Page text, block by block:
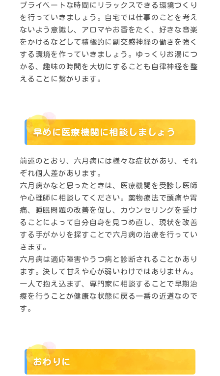
プライベートな時間にリラックスできる環境づくり
を行っていきましょう。自宅では仕事のことを考え
ないよう意識し、アロマやお香をたく、好きな音楽
をかけるなどして積極的に副交感神経の働きを強く
する環境を作っていきましょう。ゆっくりお湯につ
かる、趣味の時間を大切にすることも自律神経を整
えることに繋がります。
早めに医療機関に相談しましょう
前述のとおり、六月病には様々な症状があり、それ
ぞれ個人差があります。
六月病かなと思ったときは、医療機関を受診し医師
や心理師に相談してください。薬物療法で頭痛や胃
痛、睡眠問題の改善を促し、カウンセリングを受け
ることによって自分自身を見つめ直し、現状を改善
する手がかりを探すことで六月病の治療を行ってい
きます。
六月病は適応障害やうつ病と診断されることがあり
ます。決して甘えや心が弱いわけではありません。
一人で抱え込まず、専門家に相談することで早期治
療を行うことが健康な状態に戻る一番の近道なので
す。
おわりに